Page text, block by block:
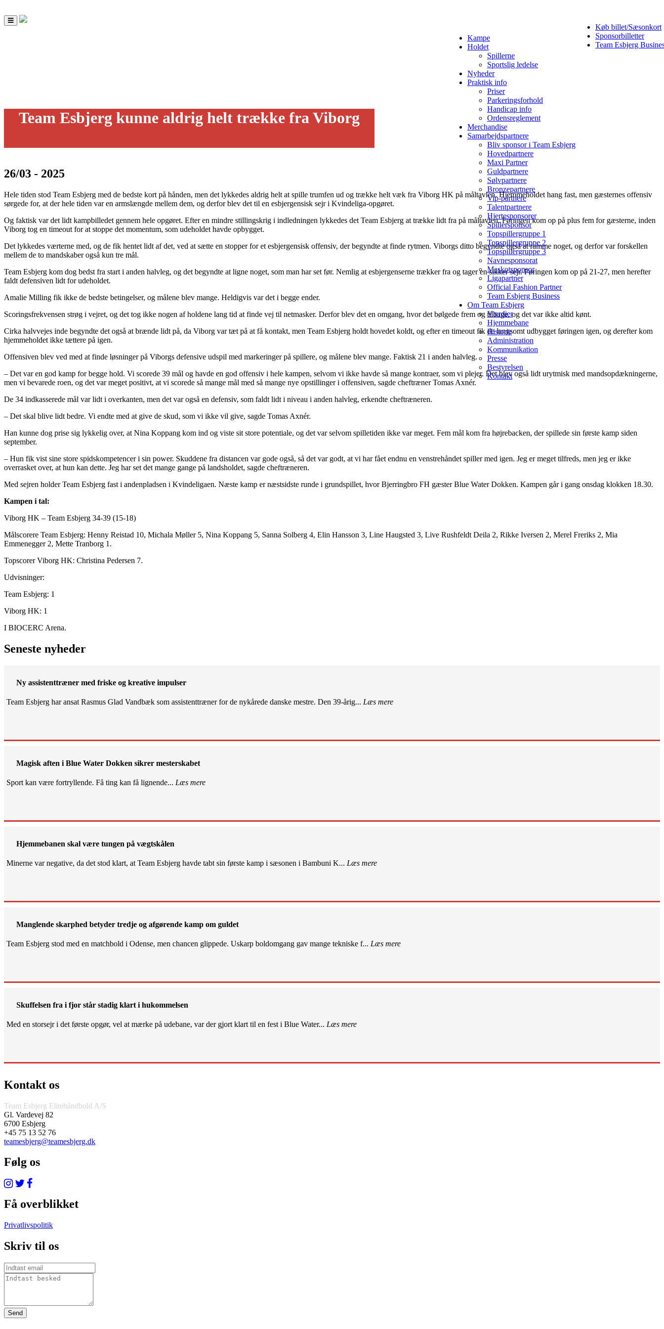
Køb billet/Sæsonkort
Sponsorbilletter
Team Esbjerg
Toggle
navigation
Kampe
Holdet
Spillerne
Sportslig ledelse
Nyheder
Praktisk info
Priser
Parkeringsforhold
Handicap info
Ordensreglement
Merchandise
Samarbejdspartnere
Bliv sponsor i Team Esbjerg
Hovedpartnere
Maxi Partner
Guldpartnere
Sølvpartnere
Bronzepartnere
Vip-partnere
Talentpartnere
Hjertesponsorer
Spillersponsor
Topspillergruppe 1
Topspillergruppe 2
Topspillergruppe 3
Navnesponsorat
Maskotsponsor
Ligapartner
Official Fashion Partner
Team Esbjerg Business
Om Team Esbjerg
Værdier
Hjemmebane
Historie
Administration
Kommunikation
Presse
Bestyrelsen
Kontakt
Team Esbjerg kunne aldrig helt trække fra Viborg
26/03 - 2025
Hele tiden stod Team Esbjerg med de bedste kort på hånden, men det lykkedes aldrig helt at spille trumfen ud og trække helt væk fra Viborg HK på måltavlen. Hjemmeholdet hang fast, men gæsternes offensiv
sørgede for, at der hele tiden var en armslængde mellem dem, og derfor blev det til en esbjergensisk sejr i Kvindeliga-opgøret.
Og faktisk var det lidt kampbilledet gennem hele opgøret. Efter en mindre stillingskrig i indledningen lykkedes det Team Esbjerg at trække lidt fra på måltavlen. Føringen kom op på plus fem for gæsterne, inden
Viborg tog en timeout for at stoppe det momentum, som udeholdet havde opbygget.
Det lykkedes værterne med, og de fik hentet lidt af det, ved at sætte en stopper for et esbjergensisk offensiv, der begyndte at finde rytmen. Viborgs ditto begyndte også at ramme noget, og derfor var forskellen
mellem de to mandskaber også kun tre mål.
Team Esbjerg kom dog bedst fra start i anden halvleg, og det begyndte at ligne noget, som man har set før. Nemlig at esbjergenserne trækker fra og tager en sikker sejr. Føringen kom op på 21-27, men herefter
faldt defensiven lidt for udeholdet.
Amalie Milling fik ikke de bedste betingelser, og målene blev mange. Heldigvis var det i begge ender.
Scoringsfrekvensen strøg i vejret, og det tog ikke nogen af holdene lang tid at finde vej til netmasker. Derfor blev det en omgang, hvor det bølgede frem og tilbage, og det var ikke altid kønt.
Cirka halvvejes inde begyndte det også at brænde lidt på, da Viborg var tæt på at få kontakt, men Team Esbjerg holdt hovedet koldt, og efter en timeout fik de langsomt udbygget føringen igen, og derefter kom
hjemmeholdet ikke tættere på igen.
Offensiven blev ved med at finde løsninger på Viborgs defensive udspil med markeringer på spillere, og målene blev mange. Faktisk 21 i anden halvleg.
– Det var en god kamp for begge hold. Vi scorede 39 mål og havde en god offensiv i hele kampen, selvom vi ikke havde så mange kontraer, som vi plejer. Det blev også lidt urytmisk med mandsopdækningerne,
men vi bevarede roen, og det var meget positivt, at vi scorede så mange mål med så mange nye opstillinger i offensiven, sagde cheftræner Tomas Axnér.
De 34 indkasserede mål var lidt i overkanten, men det var også en defensiv, som faldt lidt i niveau i anden halvleg, erkendte cheftræneren.
– Det skal blive lidt bedre. Vi endte med at give de skud, som vi ikke vil give, sagde Tomas Axnér.
Han kunne dog prise sig lykkelig over, at Nina Koppang kom ind og viste sit store potentiale, og det var selvom spilletiden ikke var meget. Fem mål kom fra højrebacken, der spillede sin første kamp siden
september.
– Hun fik vist sine store spidskompetencer i sin power. Skuddene fra distancen var gode også, så det var godt, at vi har fået endnu en venstrehåndet spiller med igen. Jeg er meget tilfreds, men jeg er ikke
overrasket over, at hun kan dette. Jeg har set det mange gange på landsholdet, sagde cheftræneren.
Med sejren holder Team Esbjerg fast i andenpladsen i Kvindeligaen. Næste kamp er næstsidste runde i grundspillet, hvor Bjerringbro FH gæster Blue Water Dokken. Kampen går i gang onsdag klokken 18.30.
Kampen i tal:
Viborg HK – Team Esbjerg 34-39 (15-18)
Målscorere Team Esbjerg: Henny Reistad 10, Michala Møller 5, Nina Koppang 5, Sanna Solberg 4, Elin Hansson 3, Line Haugsted 3, Live Rushfeldt Deila 2, Rikke Iversen 2, Merel Freriks 2, Mia
Emmenegger 2, Mette Tranborg 1.
Topscorer Viborg HK: Christina Pedersen 7.
Udvisninger:
Team Esbjerg: 1
Viborg HK: 1
I BIOCERC Arena.
Seneste nyheder
Ny assistenttræner med friske og kreative impulser
Team Esbjerg har ansat Rasmus Glad Vandbæk som assistenttræner for de nykårede danske mestre. Den 39-årig... Læs mere
Magisk aften i Blue Water Dokken sikrer mesterskabet
Sport kan være fortryllende. Få ting kan få lignende... Læs mere
Hjemmebanen skal være tungen på vægtskålen
Minerne var negative, da det stod klart, at Team Esbjerg havde tabt sin første kamp i sæsonen i Bambuni K... Læs mere
Manglende skarphed betyder tredje og afgørende kamp om guldet
Team Esbjerg stod med en matchbold i Odense, men chancen glippede. Uskarp boldomgang gav mange tekniske f... Læs mere
Skuffelsen fra i fjor står stadig klart i hukommelsen
Med en storsejr i det første opgør, vel at mærke på udebane, var der gjort klart til en fest i Blue Water... Læs mere
Kontakt os
Team Esbjerg Elitehåndbold A/S
Gl. Vardevej 82
6700 Esbjerg
+45 75 13 52 76
teamesbjerg@teamesbjerg.dk
Følg os
Få overblikket
Privatlivspolitik
Skriv til os